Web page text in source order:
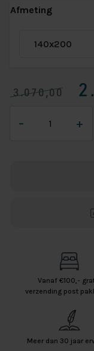
Afmeting
3.070,00
–
boxspring
+
Vanaf €100,-
verzending post
Meer dan 30 jaar